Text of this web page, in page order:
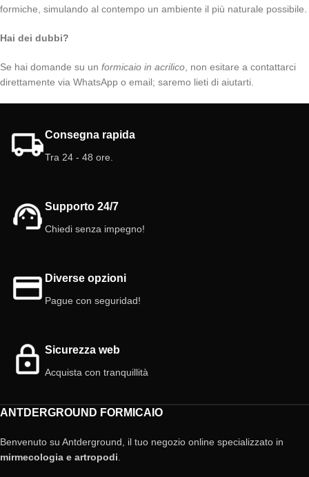
formiche, simulando al contempo un ambiente il più naturale possibile.
Hai dei dubbi?
Se hai domande su un formicaio in acrilico , non esitare a contattarci
direttamente via WhatsApp o email; saremo lieti di aiutarti.
Consegna rapida
Tra 24 - 48 ore.
Supporto 24/7
Chiedi senza impegno!
Diverse opzioni
Pague con seguridad!
Sicurezza web
Acquista con tranquillità
ANTDERGROUND FORMICAIO
Benvenuto su Antderground, il tuo negozio online specializzato in
mirmecologia e artropodi